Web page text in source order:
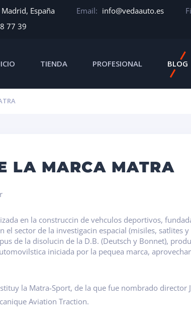
España Email: info@vedaauto.es
77 39
TIENDA PROFESIONAL BLOG
LA MARCA MATRA
en la construccin de vehculos deportivos,
el sector de la investigacin espacial (misiles, satlites
de la disolucin de la D.B. (Deutsch y Bonnet),
iniciada por la pequea marca,
la Matra-Sport, de la que fue nombrado director
Aviation Traction.